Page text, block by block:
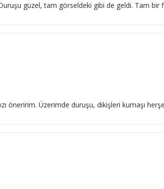
güzel, tam görseldeki gibi de geldi. Tam
öneririm. Üzerimde duruşu, dikişleri kumaşı